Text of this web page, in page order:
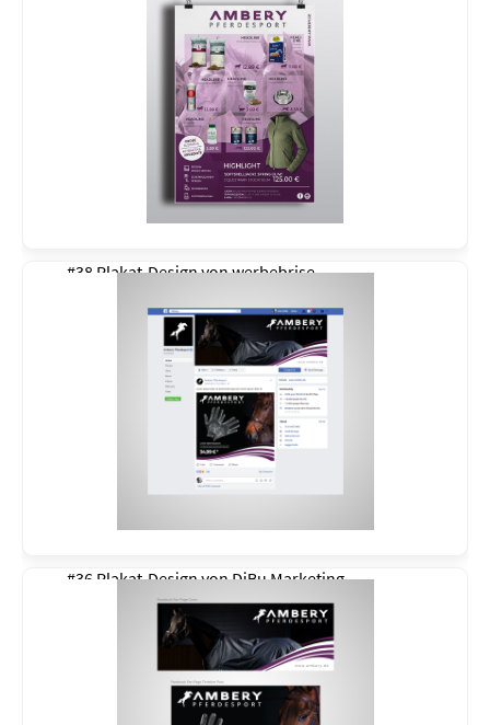
#38 Plakat-Design vonwerbebrise
#36 Plakat-Design vonDiBu Marketing